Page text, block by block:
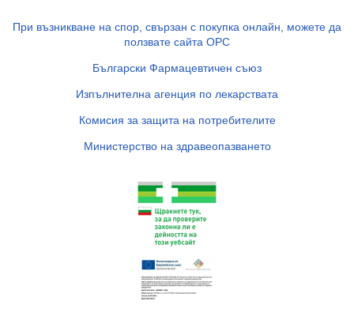
При възникване на спор, свързан с покупка онлайн, можете да
ползвате сайта ОРС
Български Фармацевтичен съюз
Изпълнителна агенция по лекарствата
Комисия за защита на потребителите
Министерство на здравеопазването